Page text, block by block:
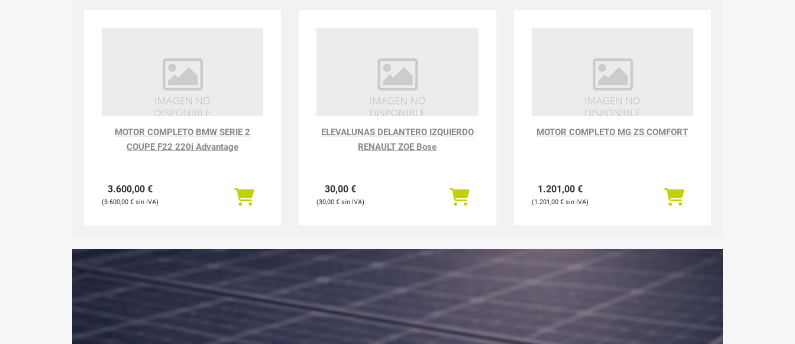
MOTOR COMPLETO BMW SERIE 2
COUPE F22 220i Advantage
3.600,00 €
3.600,00 €
ELEVALUNAS DELANTERO IZQUIERDO
RENAULT ZOE Bose
30,00€
30,00€
MOTOR COMPLETO MG ZS COMFORT
1.201,00 €
1.201,00 €